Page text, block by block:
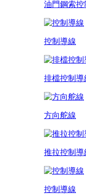
油門鋼索控
控制導線
排檔控制導
方向舵線
推拉控制導
控制導線